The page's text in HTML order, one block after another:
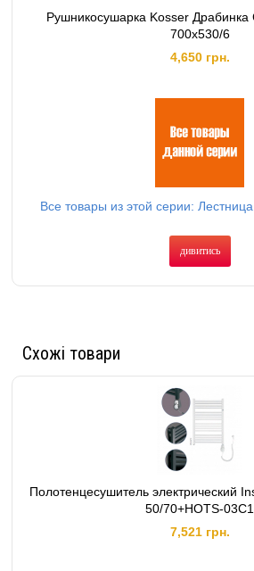
Рушникосушарка Kosser
700х530/6
4,650 грн.
Все товары из этой серии:
дивитись
Схожі товари
Полотенцесушитель электрический
50/70+HOTS-03С1
7,521 грн.